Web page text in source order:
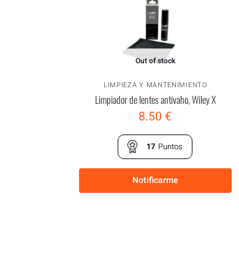
Out of stock
LIMPIEZA Y MANTENIMIENTO
Limpiador de lentes antivaho, Wiley X
8.50 €
17 Puntos
Notificarme